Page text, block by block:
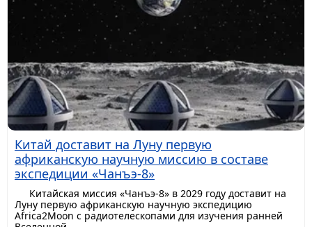
Китай доставит на Луну первую
африканскую научную миссию в составе
экспедиции «Чанъэ-8»
Китайская миссия «Чанъэ-8» в 2029 году доставит на
Луну первую африканскую научную экспедицию
Africa2Moon с радиотелескопами для изучения ранней